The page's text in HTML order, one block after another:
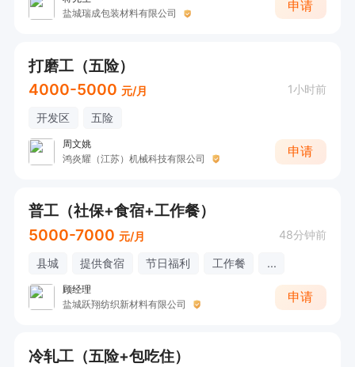
盐城瑞成包装材料有限公司
申请
打磨工（五险）
4000-5000 元/月 1小时前
开发区 五险
周文姚
鸿炎耀（江苏）机械科技有限公司
申请
普工（社保+食宿+工作餐）
5000-7000 元/月 48分钟前
县城 提供食宿 节日福利 工作餐 ...
顾经理
盐城跃翔纺织新材料有限公司
申请
冷轧工（五险+包吃住）